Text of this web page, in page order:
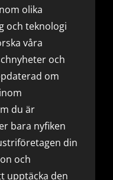
olika
och teknologi
våra
och
om
du är
bara nyfiken
din
och
upptäcka den